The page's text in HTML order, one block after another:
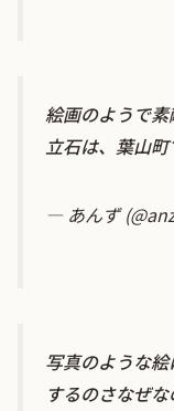
絵画のようで素
立石は、葉山
— あんず
写真のような
するのさなぜ